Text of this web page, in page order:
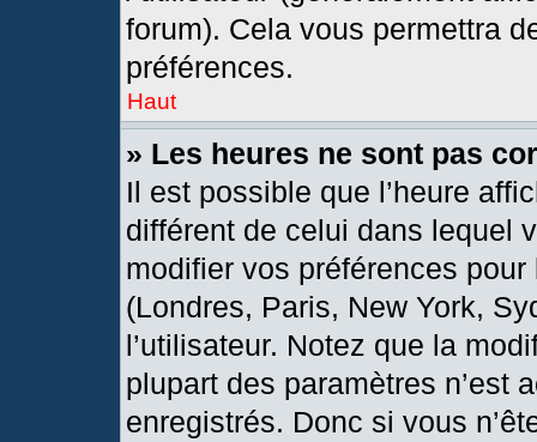
forum). Cela vous permettra
préférences.
Haut
» Les heures ne sont pas
Il est possible que l’heure
différent de celui dans lequel
modifier vos préférences
(Londres, Paris, New York,
l’utilisateur. Notez que la
plupart des paramètres n’est
enregistrés. Donc si vous